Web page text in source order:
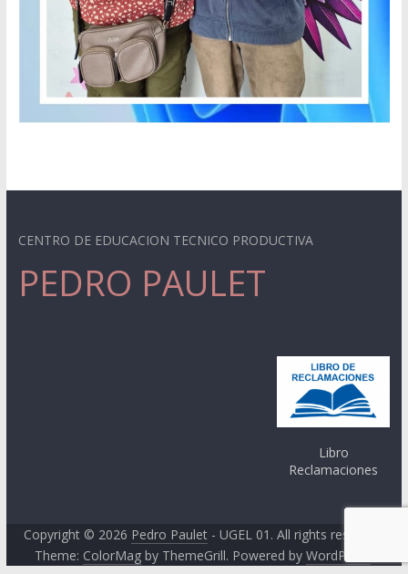
CENTRO DE EDUCACION TECNICO PRODUCTIVA
PEDRO PAULET
Libro
Reclamaciones
Copyright © 2026 Pedro Paulet- UGEL 01. All rights reserved.
Theme: ColorMagby ThemeGrill. Powered by WordPress